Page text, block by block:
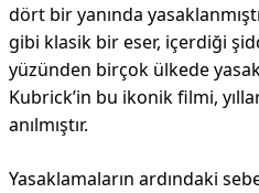
dört bir yanında
gibi klasik bir eser, içerdiği
yüzünden birçok ülkede
Kubrick’in bu ikonik filmi,
anılmıştır.
Yasaklamaların ardındaki